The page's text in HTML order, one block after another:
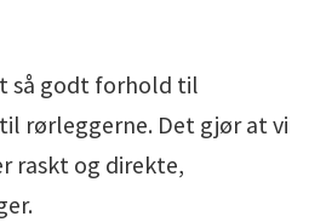
så godt forhold til
rørleggerne. Det gjør at vi
raskt og direkte,